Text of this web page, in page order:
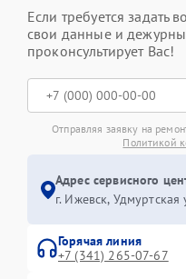
Если требуется задать
свои данные и
проконсультирует Вас!
Отправляя заявку на
Политикой
Адрес сервисного
г. Ижевск, Удмуртская
Горячая линия
+7 (341) 265-07-67